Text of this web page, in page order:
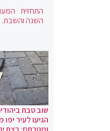
התחזית
השנה והשבת.
שוב טבח
הגיעו לעיר